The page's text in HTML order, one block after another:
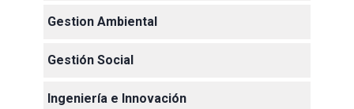
Gestion Ambiental
Gestión Social
Ingeniería e Innovación